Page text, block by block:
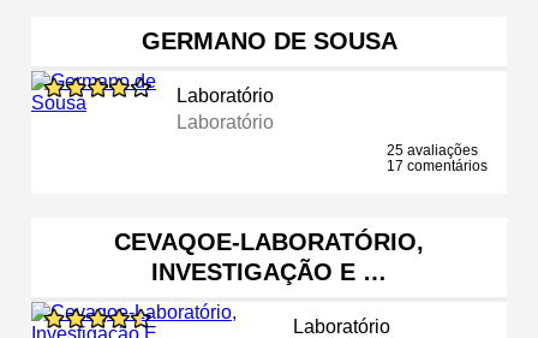
GERMANO DE SOUSA
Laboratório
Laboratório
25 avaliações
17 comentários
CEVAQOE-LABORATÓRIO,
INVESTIGAÇÃO E …
Laboratório